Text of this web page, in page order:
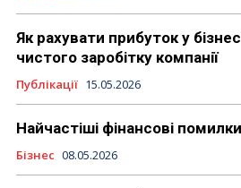
Як рахувати прибуток у
чистого заробітку компанії
Публікації 15.05.2026
Найчастіші фінансові
Бізнес 08.05.2026